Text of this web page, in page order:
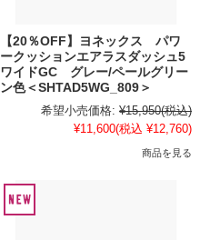
【20％OFF】ヨネックス パワ
ークッションエアラスダッシュ5
ワイドGC グレー/ペールグリー
ン色＜SHTAD5WG_809＞
希望小売価格: ¥15,950(税込)
¥11,600(税込 ¥12,760)
商品を見る